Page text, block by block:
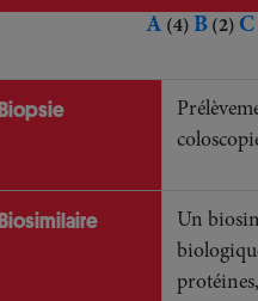
A (4) B (2) C
Biopsie
Biosimilaire
Un